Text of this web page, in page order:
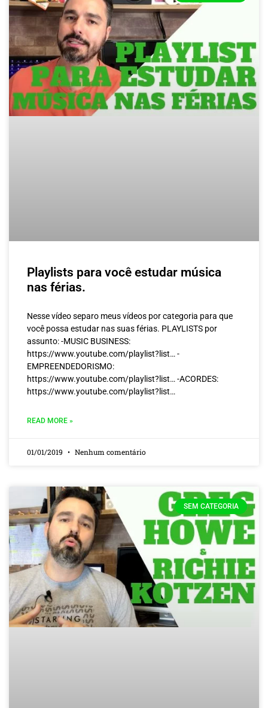
Playlists para você estudar música
nas férias.
Nesse vídeo separo meus vídeos por categoria para que
você possa estudar nas suas férias. PLAYLISTS por
assunto: -MUSIC BUSINESS:
https://www.youtube.com/playlist?list… -
EMPREENDEDORISMO:
https://www.youtube.com/playlist?list… -ACORDES:
https://www.youtube.com/playlist?list…
READ MORE »
01/01/2019 Nenhum comentário
SEM CATEGORIA